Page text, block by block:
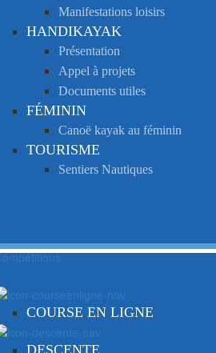
Manifestations loisirs
HANDIKAYAK
Présentation
Appel à projets
Documents utiles
FÉMININ
Canoë kayak au féminin
TOURISME
Sentiers Nautiques
COURSE EN LIGNE
DESCENTE